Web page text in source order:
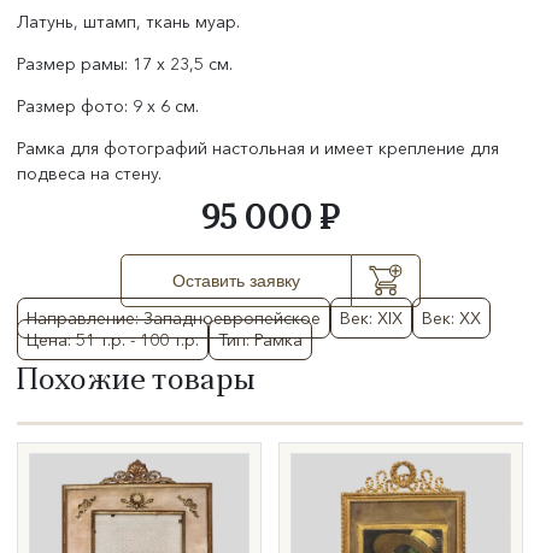
Направление: Западноевропейское Век: XIX
Век: XX
Цена: 51 т.р. - 100 т.р.
Тип: Рамка
Латунь, штамп, ткань муар.
Размер рамы: 17 х 23,5 см.
Размер фото: 9 х 6 см.
Рамка для фотографий настольная и имеет крепление для
подвеса на стену.
95 000 ₽
Оставить заявку
Похожие товары